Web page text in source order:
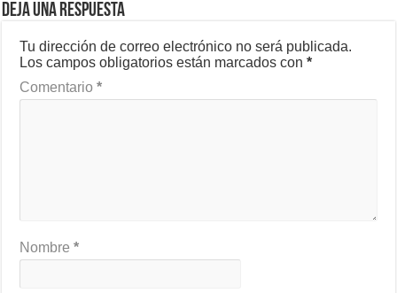
Deja una respuesta
Tu dirección de correo electrónico no será publicada.
Los campos obligatorios están marcados con*
Comentario*
Nombre*